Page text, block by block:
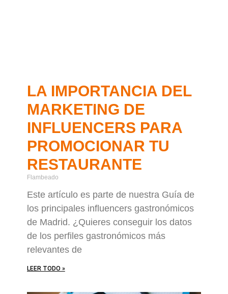
LA IMPORTANCIA DEL
MARKETING DE
INFLUENCERS PARA
PROMOCIONAR TU
RESTAURANTE
Flambeado
Este artículo es parte de nuestra Guía de
los principales influencers gastronómicos
de Madrid. ¿Quieres conseguir los datos
de los perfiles gastronómicos más
relevantes de
LEER TODO »